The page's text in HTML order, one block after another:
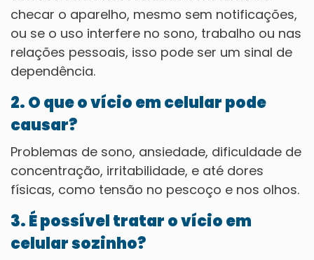
checar o aparelho, mesmo sem notificações,
ou se o uso interfere no sono, trabalho ou nas
relações pessoais, isso pode ser um sinal de
dependência.
2. O que o vício em celular pode
causar?
Problemas de sono, ansiedade, dificuldade de
concentração, irritabilidade, e até dores
físicas, como tensão no pescoço e nos olhos.
3. É possível tratar o vício em
celular sozinho?